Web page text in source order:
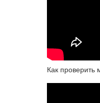
Как проверить